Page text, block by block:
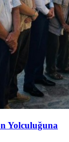
Yolculuğuna